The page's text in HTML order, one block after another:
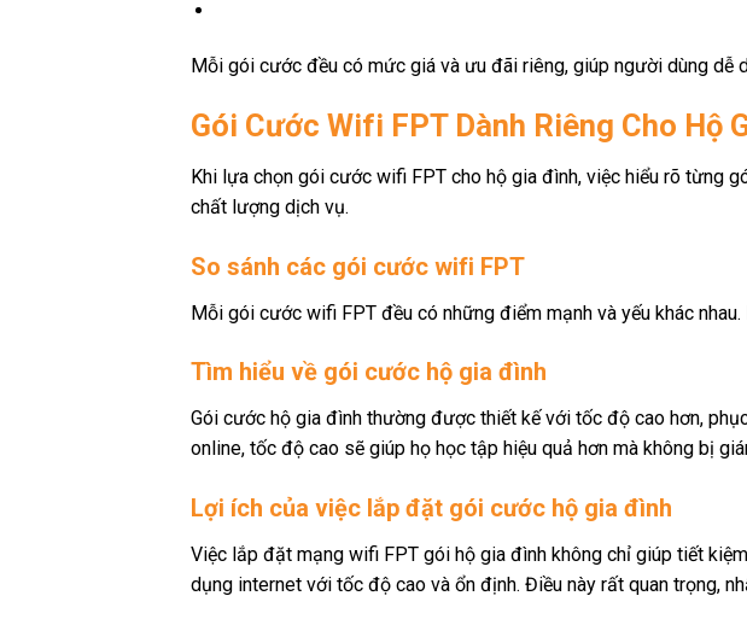
Mỗi gói cước đều có mức giá và ưu đãi riêng, giúp người dùng dễ
Gói Cước Wifi FPT Dành Riêng Cho Hộ
Khi lựa chọn gói cước wifi FPT cho hộ gia đình, việc hiểu rõ từng
chất lượng dịch vụ.
So sánh các gói cước wifi FPT
Mỗi gói cước wifi FPT đều có những điểm mạnh và yếu khác
Tìm hiểu về gói cước hộ gia đình
Gói cước hộ gia đình thường được thiết kế với tốc độ cao hơn,
online, tốc độ cao sẽ giúp họ học tập hiệu quả hơn mà không bị
Lợi ích của việc lắp đặt gói cước hộ gia đình
Việc lắp đặt mạng wifi FPT gói hộ gia đình không chỉ giúp tiết
dụng internet với tốc độ cao và ổn định. Điều này rất quan trọng,